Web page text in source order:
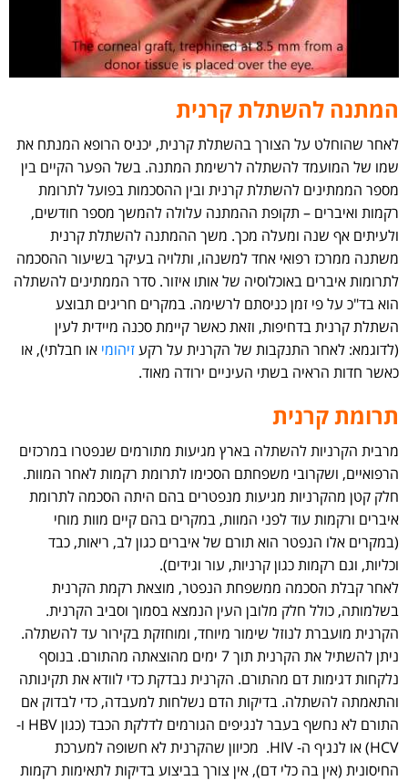
המתנה להשתלת קרנית
לאחר שהוחלט על הצורך בהשתלת קרנית, יכניס הרופא המנתח את
שמו של המועמד להשתלה לרשימת המתנה. בשל הפער הקיים בין
מספר הממתינים להשתלת קרנית ובין ההסכמות בפועל לתרומת
רקמות ואיברים – תקופת ההמתנה עלולה להמשך מספר חודשים,
ולעיתים אף שנה ומעלה מכך. משך ההמתנה להשתלת קרנית
משתנה ממרכז רפואי אחד למשנהו, ותלויה בעיקר בשיעור ההסכמה
לתרומות איברים באוכלוסיה של אותו איזור. סדר הממתינים להשתלה
הוא בד"כ על פי זמן כניסתם לרשימה. במקרים חריגים תבוצע
השתלת קרנית בדחיפות, וזאת כאשר קיימת סכנה מיידית לעין
(לדוגמא: לאחר התנקבות של הקרנית על רקעזיהומי או חבלתי), או
כאשר חדות הראיה בשתי העיניים ירודה מאוד.
תרומת קרנית
מרבית הקרניות להשתלה בארץ מגיעות מתורמים שנפטרו במרכזים
הרפואיים, ושקרובי משפחתם הסכימו לתרומת רקמות לאחר המוות.
חלק קטן מהקרניות מגיעות מנפטרים בהם היתה הסכמה לתרומת
איברים ורקמות עוד לפני המוות, במקרים בהם קיים מוות מוחי
(במקרים אלו הנפטר הוא תורם של איברים כגון לב, ריאות, כבד
וכליות, וגם רקמות כגון קרניות, עור וגידים).
לאחר קבלת הסכמה ממשפחת הנפטר, מוצאת רקמת הקרנית
בשלמותה, כולל חלק מלובן העין הנמצא בסמוך וסביב הקרנית.
הקרנית מועברת לנוזל שימור מיוחד, ומוחזקת בקירור עד להשתלה.
ניתן להשתיל את הקרנית תוך 7 ימים מהוצאתה מהתורם. בנוסף
נלקחות דגימות דם מהתורם. הקרנית נבדקת כדי לוודא את תקינותה
והתאמתה להשתלה. בדיקות הדם נשלחות למעבדה, כדי לבדוק אם
התורם לא נחשף בעבר לנגיפים הגורמים לדלקת הכבד (כגון HBV ו-
HCV) או לנגיף ה- HIV. מכיוון שהקרנית לא חשופה למערכת
החיסונית (אין בה כלי דם), אין צורך בביצוע בדיקות לתאימות רקמות